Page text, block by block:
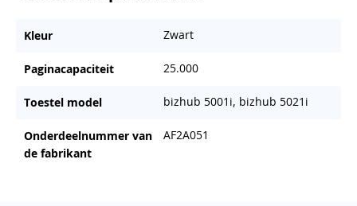
Kleur Zwart
Paginacapaciteit 25.000
Toestel model bizhub 5001i, bizhub 5021i
Onderdeelnummer van
de fabrikant
AF2A051